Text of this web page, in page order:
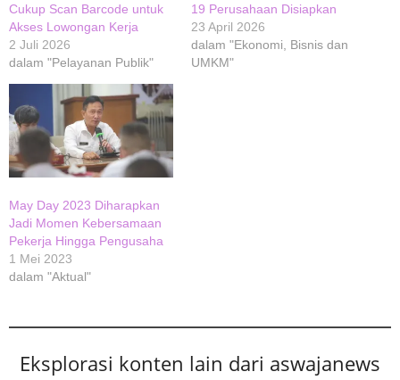
Cukup Scan Barcode untuk
Akses Lowongan Kerja
2 Juli 2026
dalam "Pelayanan Publik"
19 Perusahaan Disiapkan
23 April 2026
dalam "Ekonomi, Bisnis dan
UMKM"
May Day 2023 Diharapkan
Jadi Momen Kebersamaan
Pekerja Hingga Pengusaha
1 Mei 2023
dalam "Aktual"
Eksplorasi konten lain dari aswajanews